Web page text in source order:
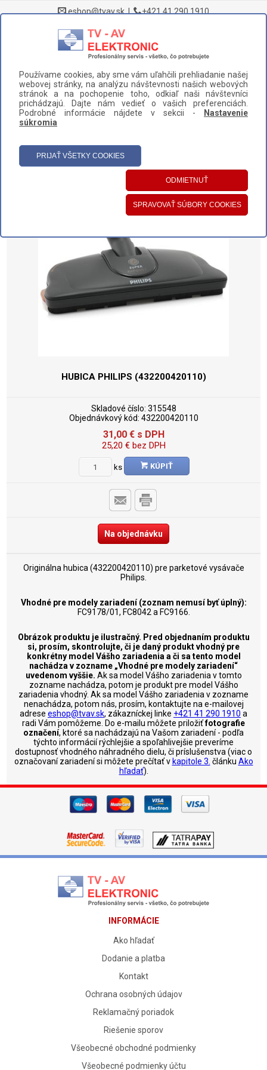
eshop@tvav.sk| +421 41 290 1910
DOMOV > NÁHRADNÉ DIELY A PRÍSLUŠENSTVO > VYSÁVAČE >
HUBICE > HUBICA PHILIPS (432200420110)
UŽÍVATEĽSKÝ PANEL
KATEGÓRIE
HUBICA PHILIPS (432200420110)
Skladové číslo: 315548
Objednávkový kód: 432200420110
31,00 €s DPH
25,20 €bez DPH
ks KÚPIŤ
Na objednávku
Originálna hubica (432200420110) pre parketové vysávače
Philips.
Vhodné pre modely zariadení (zoznam nemusí byť úplný):
FC9178/01, FC8042 a FC9166.
Obrázok produktu je ilustračný. Pred objednaním produktu
si, prosím, skontrolujte, či je daný produkt vhodný pre
konkrétny model Vášho zariadenia a či sa tento model
nachádza v zozname „Vhodné pre modely zariadení“
uvedenom vyššie. Ak sa model Vášho zariadenia v tomto
zozname nachádza, potom je produkt pre model Vášho
zariadenia vhodný. Ak sa model Vášho zariadenia v zozname
nenachádza, potom nás, prosím, kontaktujte na e-mailovej
adrese eshop@tvav.sk, zákazníckej linke +421 41 290 1910 a
radi Vám pomôžeme. Do e-mailu môžete priložiťfotografie
označení, ktoré sa nachádzajú na Vašom zariadení - podľa
týchto informácií rýchlejšie a spoľahlivejšie preveríme
dostupnosť vhodného náhradného dielu, či príslušenstva (viac o
označovaní zariadení si môžete prečítať v kapitole 3. článku Ako
hľadať).
INFORMÁCIE
Ako hľadať
Dodanie a platba
Kontakt
Ochrana osobných údajov
Reklamačný poriadok
Riešenie sporov
Všeobecné obchodné podmienky
Všeobecné podmienky účtu
Používame cookies, aby sme vám uľahčili prehliadanie našej
webovej stránky, na analýzu návštevnosti našich webových
stránok a na pochopenie toho, odkiaľ naši návštevníci
prichádzajú. Dajte nám vedieť o vašich preferenciách.
Podrobné informácie nájdete v sekcii -
Nastavenie
súkromia